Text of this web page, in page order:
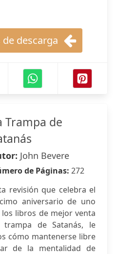
descarga
Trampa de
John Bevere
de Páginas: 272
revisión que celebra el
aniversario de uno
los libros de mejor venta
trampa de Satanás, le
cómo mantenerse libre
de la mentalidad de